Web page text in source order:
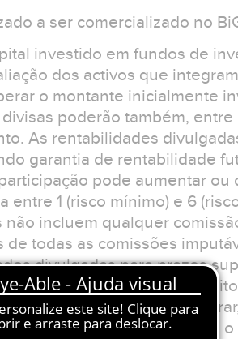
a ser comercializado no
investido em fundos de
dos activos que
o montante inicialmente
poderão também,
As rentabilidades
garantia de rentabilidade
pode aumentar
entre 1 (risco mínimo) e 6
não incluem qualquer
de todas as comissões
divulgadas para prazos
investimento tivesse sido
O investidor deverá
apresentadas não reflectem